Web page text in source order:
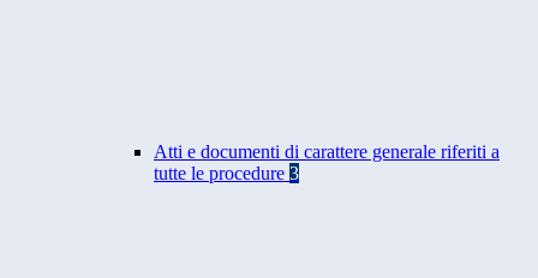
Atti e documenti di carattere generale riferiti a
tutte le procedure 3